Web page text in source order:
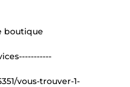
boutique
vous-trouver-1-